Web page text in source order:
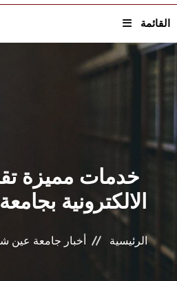
القائمة
خدمات مميزة
الالكترونية
الرئيسية أخبار جامعة